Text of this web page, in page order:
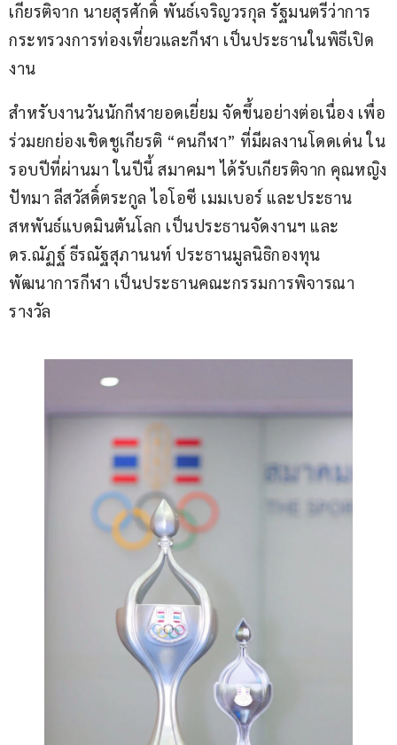
เกียรติจาก นายสุรศักดิ์ พันธ์เจริญวรกุล รัฐมนตรีว่าการ
กระทรวงการท่องเที่ยวและกีฬา เป็นประธานในพิธีเปิด
งาน
สำหรับงานวันนักกีฬายอดเยี่ยม จัดขึ้นอย่างต่อเนื่อง เพื่อ
ร่วมยกย่องเชิดชูเกียรติ “คนกีฬา” ที่มีผลงานโดดเด่น ใน
รอบปีที่ผ่านมา ในปีนี้ สมาคมฯ ได้รับเกียรติจาก คุณหญิง
ปัทมา ลีสวัสดิ์ตระกูล ไอโอซี เมมเบอร์ และประธาน
สหพันธ์แบดมินตันโลก เป็นประธานจัดงานฯ และ
ดร.ณัฏฐ์ ธีรณัฐสุภานนท์ ประธานมูลนิธิกองทุน
พัฒนาการกีฬา เป็นประธานคณะกรรมการพิจารณา
รางวัล